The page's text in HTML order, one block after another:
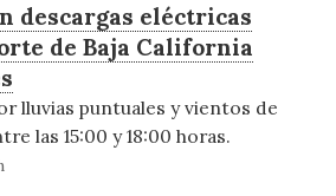
descargas eléctricas
de Baja California
lluvias puntuales y vientos de
las 15:00 y 18:00 horas.